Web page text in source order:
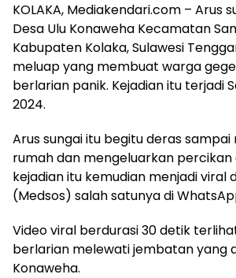
KOLAKA, Mediakendari.com – Arus
Desa Ulu Konaweha Kecamatan
Kabupaten Kolaka, Sulawesi
meluap yang membuat warga
berlarian panik. Kejadian itu terjadi
2024.
Arus sungai itu begitu deras
rumah dan mengeluarkan percikan
kejadian itu kemudian menjadi viral
(Medsos) salah satunya di
Video viral berdurasi 30 detik
berlarian melewati jembatan yang
Konaweha.